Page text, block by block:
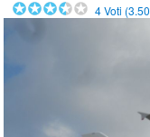
4Voti (3.50